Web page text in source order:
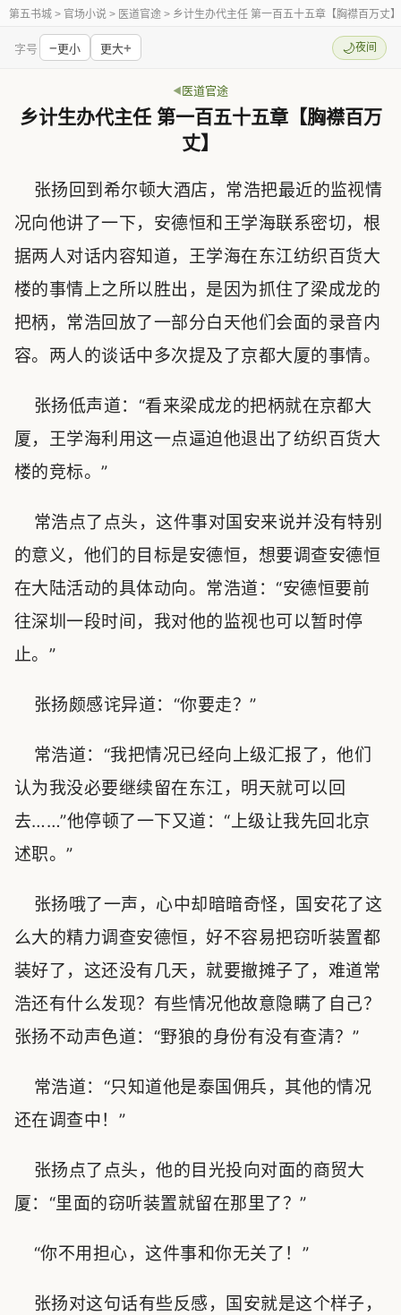
第五书城 > 官场小说 > 医道官途 > 乡计生办代主任 第一百五十五章【胸襟百万丈】
字号 −更小 更大+ 🌙夜间
医道官途
乡计生办代主任 第一百五十五章【胸襟百万
丈】
张扬回到希尔顿大酒店，常浩把最近的监视情
况向他讲了一下，安德恒和王学海联系密切，根
据两人对话内容知道，王学海在东江纺织百货大
楼的事情上之所以胜出，是因为抓住了梁成龙的
把柄，常浩回放了一部分白天他们会面的录音内
容。两人的谈话中多次提及了京都大厦的事情。
张扬低声道：“看来梁成龙的把柄就在京都大
厦，王学海利用这一点逼迫他退出了纺织百货大
楼的竞标。”
常浩点了点头，这件事对国安来说并没有特别
的意义，他们的目标是安德恒，想要调查安德恒
在大陆活动的具体动向。常浩道：“安德恒要前
往深圳一段时间，我对他的监视也可以暂时停
止。”
张扬颇感诧异道：“你要走？”
常浩道：“我把情况已经向上级汇报了，他们
认为我没必要继续留在东江，明天就可以回
去……”他停顿了一下又道：“上级让我先回北京
述职。”
张扬哦了一声，心中却暗暗奇怪，国安花了这
么大的精力调查安德恒，好不容易把窃听装置都
装好了，这还没有几天，就要撤摊子了，难道常
浩还有什么发现？有些情况他故意隐瞒了自己？
张扬不动声色道：“野狼的身份有没有查清？”
常浩道：“只知道他是泰国佣兵，其他的情况
还在调查中！”
张扬点了点头，他的目光投向对面的商贸大
厦：“里面的窃听装置就留在那里了？”
“你不用担心，这件事和你无关了！”
张扬对这句话有些反感，国安就是这个样子，